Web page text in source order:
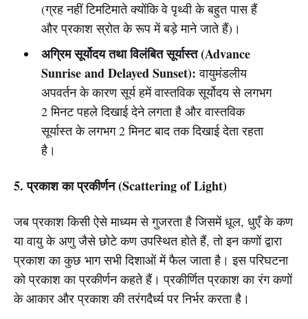
(ग्रह नहीं टिमटिमाते क्योंकि वे पृथ्वी के बहुत पास हैं
और प्रकाश स्रोत के रूप में बड़े माने जाते हैं)।
अग्रिम सूर्योदय तथा विलंबित सूर्यास्त (Advance
Sunrise and Delayed Sunset): वायुमंडलीय
अपवर्तन के कारण सूर्य हमें वास्तविक सूर्योदय से लगभग
2 मिनट पहले दिखाई देने लगता है और वास्तविक
सूर्यास्त के लगभग 2 मिनट बाद तक दिखाई देता रहता
है।
5. प्रकाश का प्रकीर्णन (Scattering of Light)
जब प्रकाश किसी ऐसे माध्यम से गुजरता है जिसमें धूल, धुएँ के कण
या वायु के अणु जैसे छोटे कण उपस्थित होते हैं, तो इन कणों द्वारा
प्रकाश का कुछ भाग सभी दिशाओं में फैल जाता है। इस परिघटना
को प्रकाश का प्रकीर्णन कहते हैं। प्रकीर्णित प्रकाश का रंग कणों
के आकार और प्रकाश की तरंगदैर्ध्य पर निर्भर करता है।